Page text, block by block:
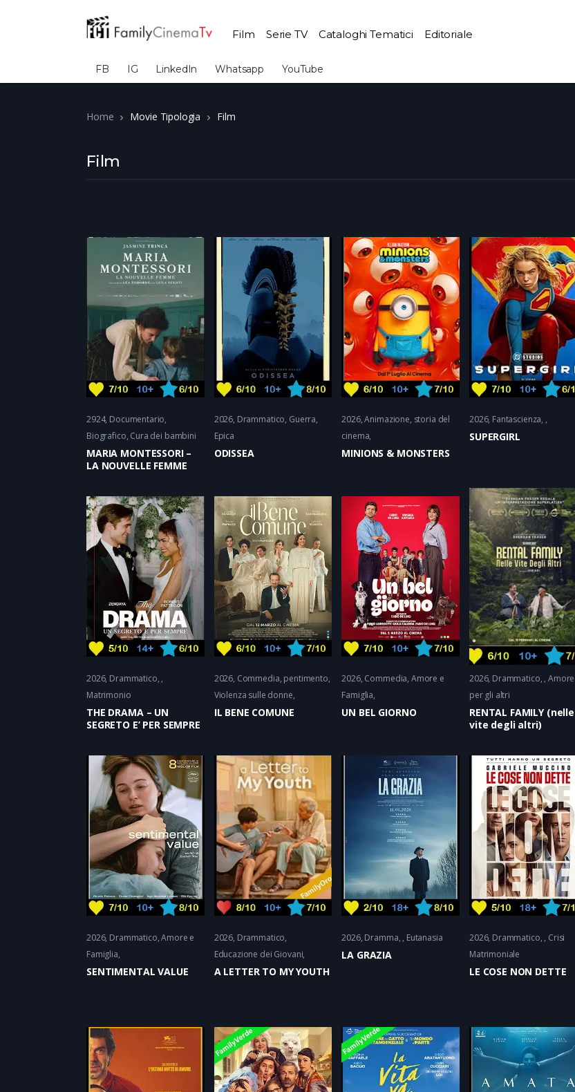
Film Serie TV Cataloghi Tematici Editoriale
FB IG LinkedIn Whatsapp YouTube
Home Movie Tipologia Film
Film
2924 Documentario
Biografico Cura dei bambini
MARIA MONTESSORI –
LA NOUVELLE FEMME
2026 Drammatico Guerra
Epica
ODISSEA
2026 Animazione storia del
cinema
MINIONS & MONSTERS
2026 Fantascienza
SUPERGIRL
2026 Drammatico
Matrimonio
THE DRAMA – UN
SEGRETO E’ PER SEMPRE
2026 Commedia pentimento,
Violenza sulle donne
IL BENE COMUNE
2026 Commedia Amore e
Famiglia
UN BEL GIORNO
2026 Drammatico
Amore
per gli altri
RENTAL FAMILY (nelle
vite degli altri)
2026 Drammatico Amore e
Famiglia
SENTIMENTAL VALUE
2026 Drammatico
Educazione dei Giovani
A LETTER TO MY YOUTH
2026 Dramma Eutanasia
LA GRAZIA
2026 Drammatico
Crisi
Matrimoniale
LE COSE NON DETTE